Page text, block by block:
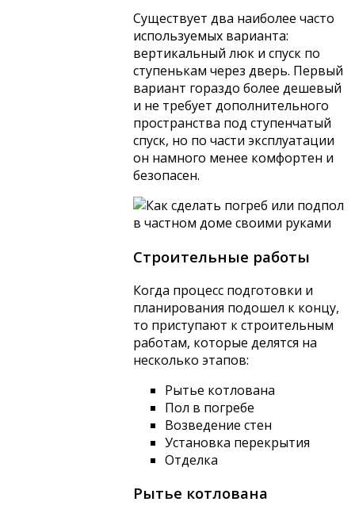
Существует два наиболее часто
используемых варианта:
вертикальный люк и спуск по
ступенькам через дверь. Первый
вариант гораздо более дешевый
и не требует дополнительного
пространства под ступенчатый
спуск, но по части эксплуатации
он намного менее комфортен и
безопасен.
Строительные работы
Когда процесс подготовки и
планирования подошел к концу,
то приступают к строительным
работам, которые делятся на
несколько этапов:
Рытье котлована
Пол в погребе
Возведение стен
Установка перекрытия
Отделка
Рытье котлована